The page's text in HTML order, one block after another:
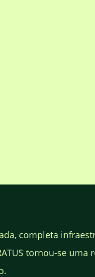
completa
tornou-se